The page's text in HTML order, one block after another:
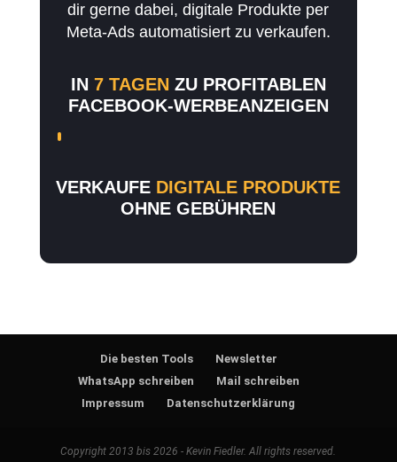
dir gerne dabei, digitale Produkte per
Meta-Ads automatisiert zu verkaufen.
IN 7 TAGEN ZU PROFITABLEN
FACEBOOK-WERBEANZEIGEN
VERKAUFE DIGITALE PRODUKTE
OHNE GEBÜHREN
Die besten Tools
Newsletter
WhatsApp schreiben
Mail schreiben
Impressum
Datenschutzerklärung
Copyright 2013 bis 2026 - Kevin Fiedler. All rights reserved.